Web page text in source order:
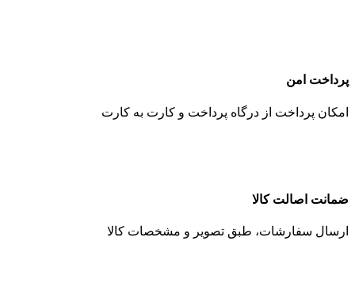
پرداخت امن
امکان پرداخت از درگاه پرداخت و کارت به کارت
ضمانت اصالت کالا
ارسال سفارشات، طبق تصویر و مشخصات کالا